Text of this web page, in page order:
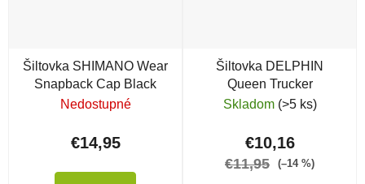
Šiltovka SHIMANO Wear
Snapback Cap Black
Nedostupné
€14,95
Šiltovka DELPHIN
Queen Trucker
Skladom (>5 ks)
€10,16
€11,95 (–14 %)